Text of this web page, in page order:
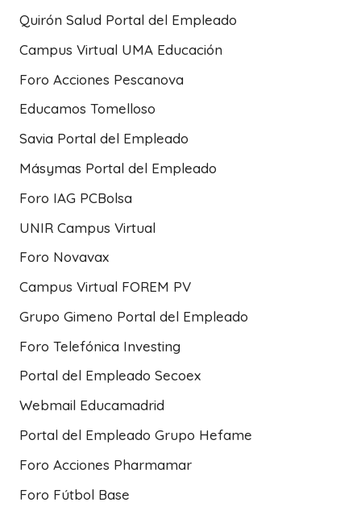
Quirón Salud Portal del Empleado
Campus Virtual UMA Educación
Foro Acciones Pescanova
Educamos Tomelloso
Savia Portal del Empleado
Másymas Portal del Empleado
Foro IAG PCBolsa
UNIR Campus Virtual
Foro Novavax
Campus Virtual FOREM PV
Grupo Gimeno Portal del Empleado
Foro Telefónica Investing
Portal del Empleado Secoex
Webmail Educamadrid
Portal del Empleado Grupo Hefame
Foro Acciones Pharmamar
Foro Fútbol Base